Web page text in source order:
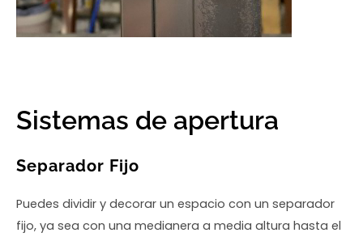
Sistemas de apertura
Separador Fijo
Puedes dividir y decorar un espacio con un separador
fijo, ya sea con una medianera a media altura hasta el